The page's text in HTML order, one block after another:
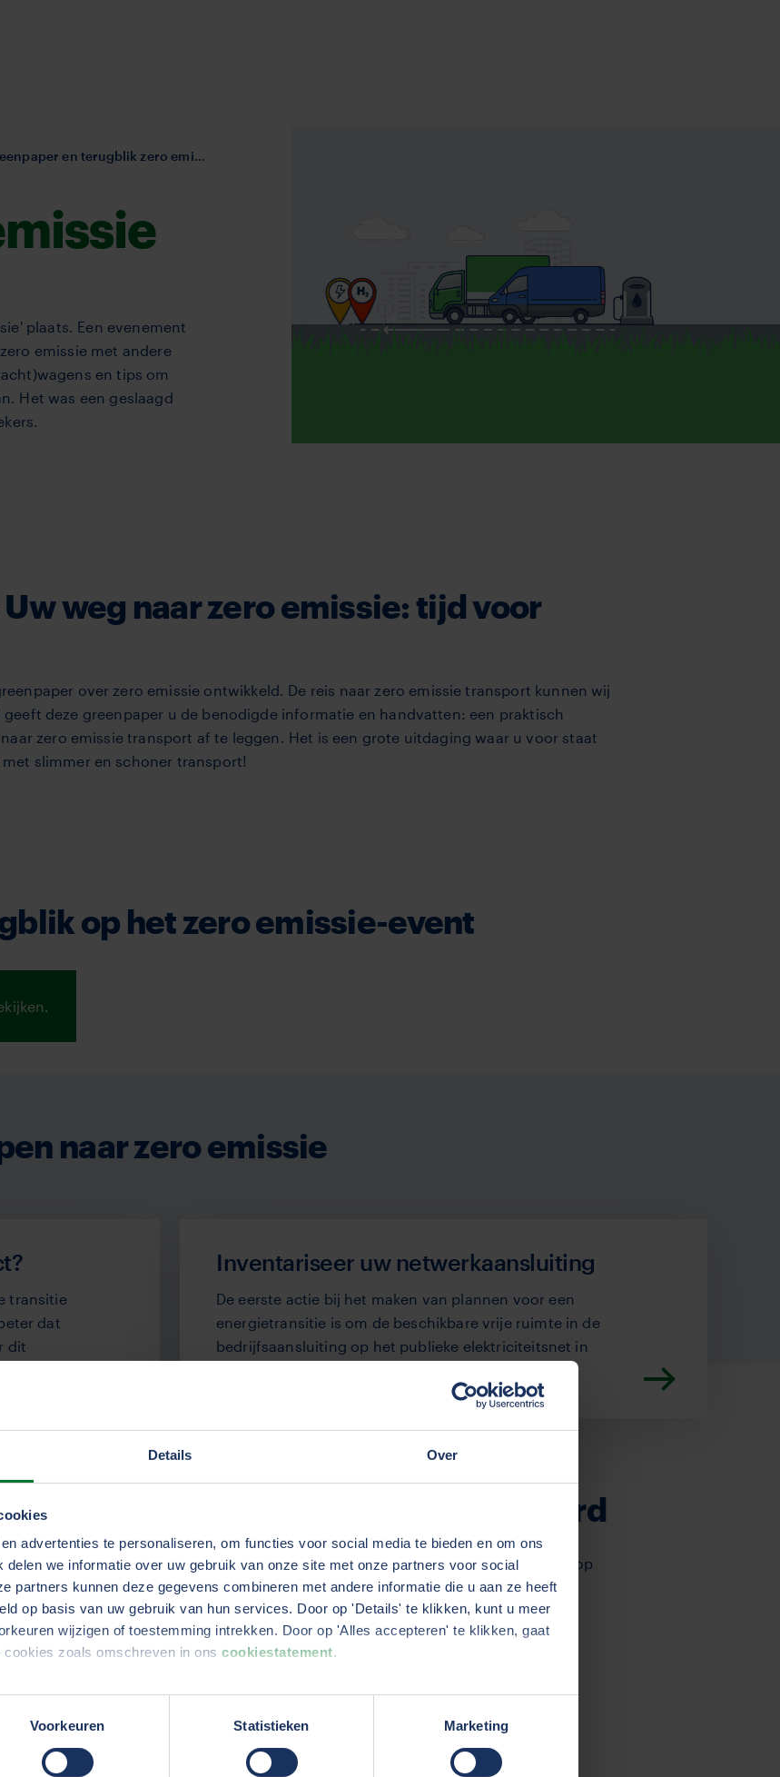
Details Over
advertenties te personaliseren, om functies voor social media te bieden en om ons
we informatie over uw gebruik van onze site met onze partners voor social
partners kunnen deze gegevens combineren met andere informatie die u aan ze heeft
op basis van uw gebruik van hun services. Door op 'Details' te klikken, kunt u meer
wijzigen of toestemming intrekken. Door op 'Alles accepteren' te klikken, gaat
zoals omschreven in ons cookiestatement.
die uw gegevens kunnen ontvangen en verwerken.
Voorkeuren Statistieken Marketing
en terugblik zero emissie event
plaats. Een evenement
emissie met andere
en tips om
Het was een geslaagd
weg naar zero emissie: tijd voor
over zero emissie ontwikkeld. De reis naar zero emissie transport kunnen wij
deze greenpaper u de benodigde informatie en handvatten: een praktisch
zero emissie transport af te leggen. Het is een grote uitdaging waar u voor staat
slimmer en schoner transport!
op het zero emissie-event
naar zero emissie
transitie
dat
dit
Inventariseer uw netwerkaansluiting
De eerste actie bij het maken van plannen voor een
energietransitie is om de beschikbare vrije ruimte in de
bedrijfsaansluiting op het publieke elektriciteitsnet in
Ondernemers aan het woord
Hoever zijn andere ondernemers in de transitie naar zero
emissie? Lees hier hun ervaringen over de veranderingen op
het gebied van zero emissie binnen hun bedrijf.
Lees hier alle interviews